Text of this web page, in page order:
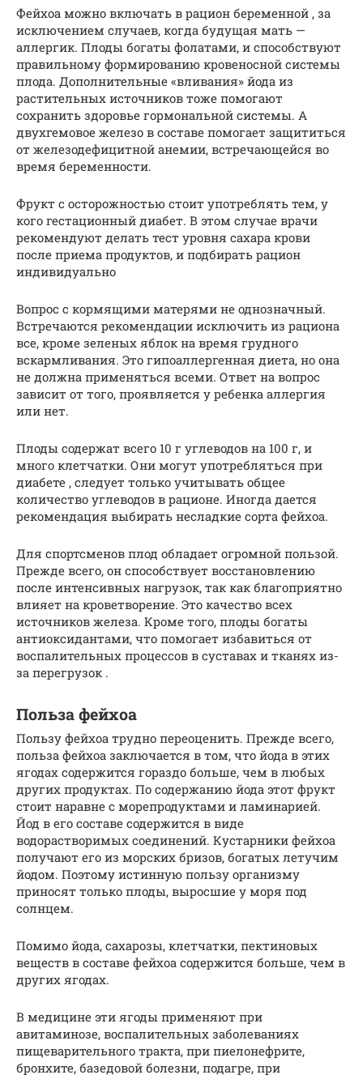
Фейхоа можно включать в рацион беременной , за
исключением случаев, когда будущая мать —
аллергик. Плоды богаты фолатами, и способствуют
правильному формированию кровеносной системы
плода. Дополнительные «вливания» йода из
растительных источников тоже помогают
сохранить здоровье гормональной системы. А
двухгемовое железо в составе помогает защититься
от железодефицитной анемии, встречающейся во
время беременности.
Фрукт с осторожностью стоит употреблять тем, у
кого гестационный диабет. В этом случае врачи
рекомендуют делать тест уровня сахара крови
после приема продуктов, и подбирать рацион
индивидуально
Вопрос с кормящими матерями не однозначный.
Встречаются рекомендации исключить из рациона
все, кроме зеленых яблок на время грудного
вскармливания. Это гипоаллергенная диета, но она
не должна применяться всеми. Ответ на вопрос
зависит от того, проявляется у ребенка аллергия
или нет.
Плоды содержат всего 10 г углеводов на 100 г, и
много клетчатки. Они могут употребляться при
диабете , следует только учитывать общее
количество углеводов в рационе. Иногда дается
рекомендация выбирать несладкие сорта фейхоа.
Для спортсменов плод обладает огромной пользой.
Прежде всего, он способствует восстановлению
после интенсивных нагрузок, так как благоприятно
влияет на кроветворение. Это качество всех
источников железа. Кроме того, плоды богаты
антиоксидантами, что помогает избавиться от
воспалительных процессов в суставах и тканях из-
за перегрузок .
Польза фейхоа
Пользу фейхоа трудно переоценить. Прежде всего,
польза фейхоа заключается в том, что йода в этих
ягодах содержится гораздо больше, чем в любых
других продуктах. По содержанию йода этот фрукт
стоит наравне с морепродуктами и ламинарией.
Йод в его составе содержится в виде
водорастворимых соединений. Кустарники фейхоа
получают его из морских бризов, богатых летучим
йодом. Поэтому истинную пользу организму
приносят только плоды, выросшие у моря под
солнцем.
Помимо йода, сахарозы, клетчатки, пектиновых
веществ в составе фейхоа содержится больше, чем в
других ягодах.
В медицине эти ягоды применяют при
авитаминозе, воспалительных заболеваниях
пищеварительного тракта, при пиелонефрите,
бронхите, базедовой болезни, подагре, при